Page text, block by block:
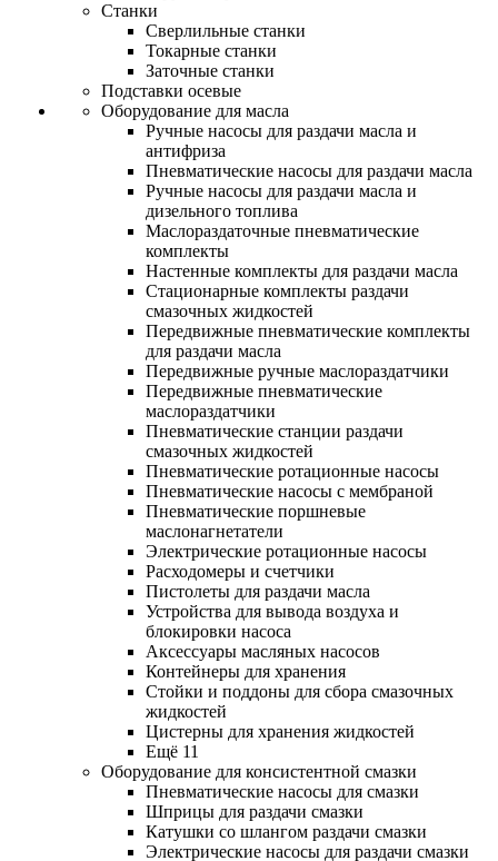
Станки
Сверлильные станки
Токарные станки
Заточные станки
Подставки осевые
Оборудование для масла
Ручные насосы для раздачи масла и
антифриза
Пневматические насосы для раздачи масла
Ручные насосы для раздачи масла и
дизельного топлива
Маслораздаточные пневматические
комплекты
Настенные комплекты для раздачи масла
Стационарные комплекты раздачи
смазочных жидкостей
Передвижные пневматические комплекты
для раздачи масла
Передвижные ручные маслораздатчики
Передвижные пневматические
маслораздатчики
Пневматические станции раздачи
смазочных жидкостей
Пневматические ротационные насосы
Пневматические насосы с мембраной
Пневматические поршневые
маслонагнетатели
Электрические ротационные насосы
Расходомеры и счетчики
Пистолеты для раздачи масла
Устройства для вывода воздуха и
блокировки насоса
Аксессуары масляных насосов
Контейнеры для хранения
Стойки и поддоны для сбора смазочных
жидкостей
Цистерны для хранения жидкостей
Ещё 11
Оборудование для консистентной смазки
Пневматические насосы для смазки
Шприцы для раздачи смазки
Катушки со шлангом раздачи смазки
Электрические насосы для раздачи смазки